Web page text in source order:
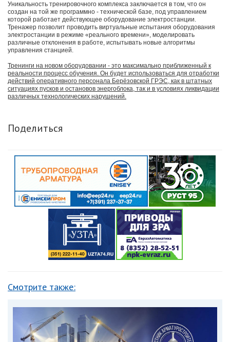
Уникальность тренировочного комплекса заключается в том, что он
создан на той же программно - технической базе, под управлением
которой работает действующее оборудование электростанции.
Тренажер позволит проводить виртуальные испытания оборудования
электростанции в режиме «реального времени», моделировать
различные отклонения в работе, испытывать новые алгоритмы
управления станцией.
Тренинги на новом оборудовании - это максимально приближенный к
реальности процесс обучения. Он будет использоваться для отработки
действий оперативного персонала Берёзовской ГРЭС, как в штатных
ситуациях пусков и остановов энергоблока, так и в условиях ликвидации
различных технологических нарушений.
Поделиться
Смотрите также: